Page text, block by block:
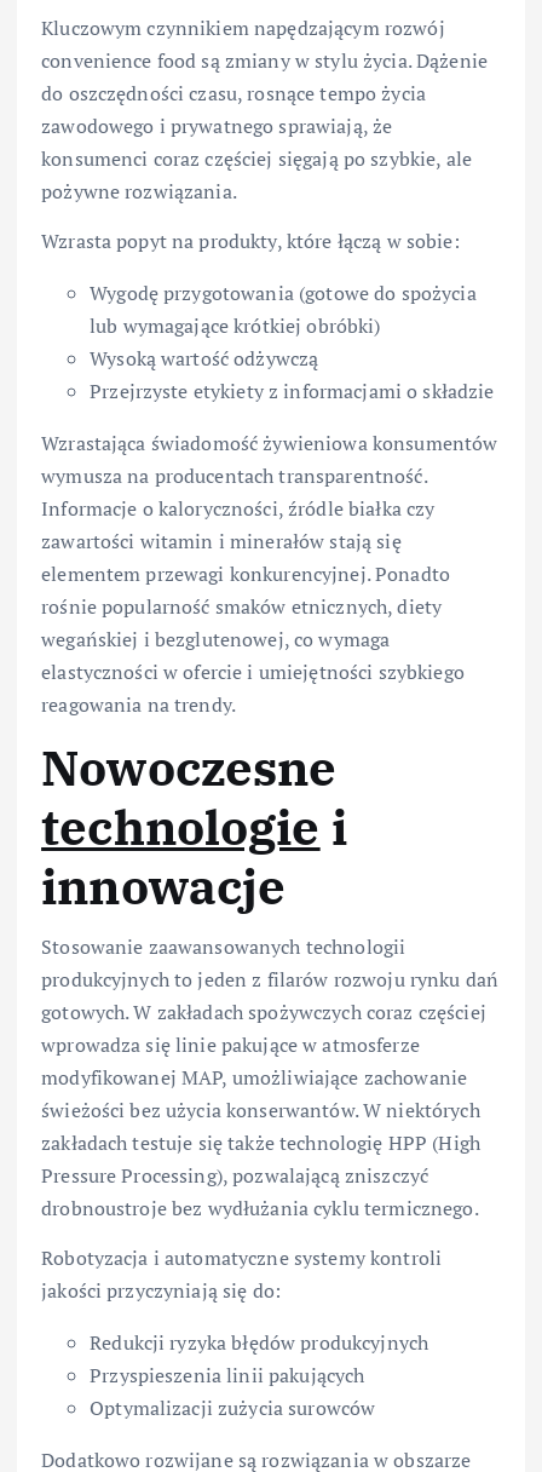
Kluczowym czynnikiem napędzającym rozwój
convenience food są zmiany w stylu życia. Dążenie
do oszczędności czasu, rosnące tempo życia
zawodowego i prywatnego sprawiają, że
konsumenci coraz częściej sięgają po szybkie, ale
pożywne rozwiązania.
Wzrasta popyt na produkty, które łączą w sobie:
Wygodę przygotowania (gotowe do spożycia
lub wymagające krótkiej obróbki)
Wysoką wartość odżywczą
Przejrzyste etykiety z informacjami o składzie
Wzrastająca świadomość żywieniowa konsumentów
wymusza na producentach transparentność.
Informacje o kaloryczności, źródle białka czy
zawartości witamin i minerałów stają się
elementem przewagi konkurencyjnej. Ponadto
rośnie popularność smaków etnicznych, diety
wegańskiej i bezglutenowej, co wymaga
elastyczności w ofercie i umiejętności szybkiego
reagowania na trendy.
Nowoczesne
technologie i
innowacje
Stosowanie zaawansowanych technologii
produkcyjnych to jeden z filarów rozwoju rynku dań
gotowych. W zakładach spożywczych coraz częściej
wprowadza się linie pakujące w atmosferze
modyfikowanej MAP, umożliwiające zachowanie
świeżości bez użycia konserwantów. W niektórych
zakładach testuje się także technologię HPP (High
Pressure Processing), pozwalającą zniszczyć
drobnoustroje bez wydłużania cyklu termicznego.
Robotyzacja i automatyczne systemy kontroli
jakości przyczyniają się do:
Redukcji ryzyka błędów produkcyjnych
Przyspieszenia linii pakujących
Optymalizacji zużycia surowców
Dodatkowo rozwijane są rozwiązania w obszarze